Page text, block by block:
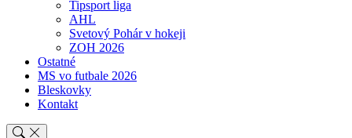
Tipsport liga
AHL
Svetový Pohár v hokeji
ZOH 2026
Ostatné
MS vo futbale 2026
Bleskovky
Kontakt